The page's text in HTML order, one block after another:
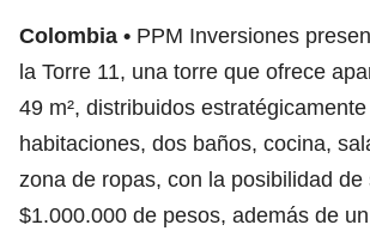
Colombia
PPM Inversiones
la Torre 11, una torre que ofrece
49 m², distribuidos
habitaciones, dos baños, cocina,
zona de ropas, con la posibilidad
$1.000.000 de pesos, además de